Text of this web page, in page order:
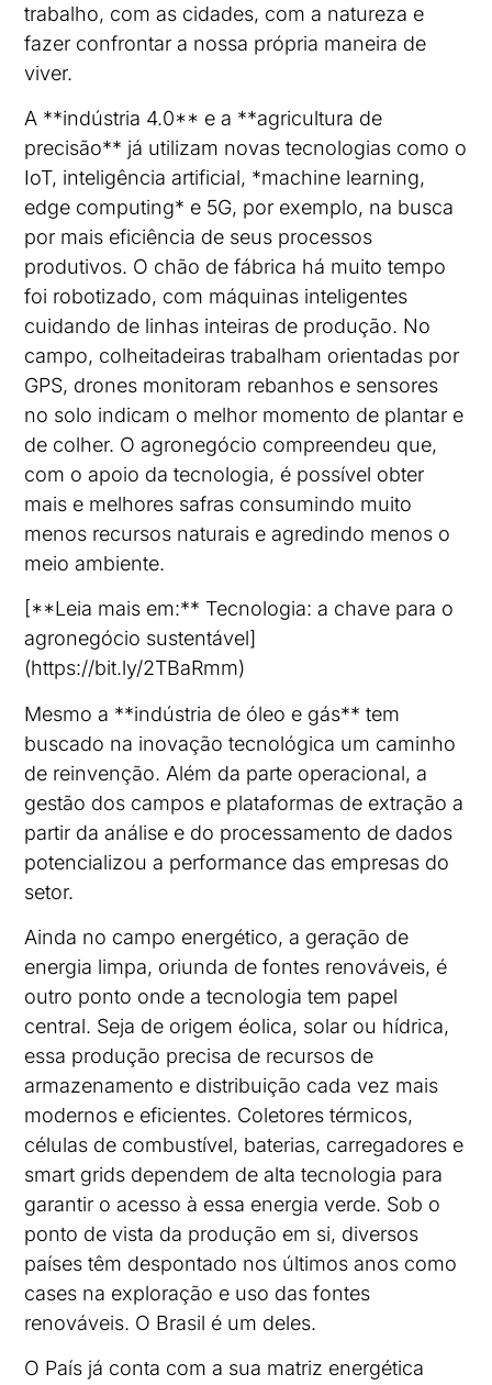
trabalho, com as cidades, com a natureza e
fazer confrontar a nossa própria maneira de
viver.
A **indústria 4.0** e a **agricultura de
precisão** já utilizam novas tecnologias como o
IoT, inteligência artificial, *machine learning,
edge computing* e 5G, por exemplo, na busca
por mais eficiência de seus processos
produtivos. O chão de fábrica há muito tempo
foi robotizado, com máquinas inteligentes
cuidando de linhas inteiras de produção. No
campo, colheitadeiras trabalham orientadas por
GPS, drones monitoram rebanhos e sensores
no solo indicam o melhor momento de plantar e
de colher. O agronegócio compreendeu que,
com o apoio da tecnologia, é possível obter
mais e melhores safras consumindo muito
menos recursos naturais e agredindo menos o
meio ambiente.
[**Leia mais em:** Tecnologia: a chave para o
agronegócio sustentável]
(https://bit.ly/2TBaRmm)
Mesmo a **indústria de óleo e gás** tem
buscado na inovação tecnológica um caminho
de reinvenção. Além da parte operacional, a
gestão dos campos e plataformas de extração a
partir da análise e do processamento de dados
potencializou a performance das empresas do
setor.
Ainda no campo energético, a geração de
energia limpa, oriunda de fontes renováveis, é
outro ponto onde a tecnologia tem papel
central. Seja de origem éolica, solar ou hídrica,
essa produção precisa de recursos de
armazenamento e distribuição cada vez mais
modernos e eficientes. Coletores térmicos,
células de combustível, baterias, carregadores e
smart grids dependem de alta tecnologia para
garantir o acesso à essa energia verde. Sob o
ponto de vista da produção em si, diversos
países têm despontado nos últimos anos como
cases na exploração e uso das fontes
renováveis. O Brasil é um deles.
O País já conta com a sua matriz energética